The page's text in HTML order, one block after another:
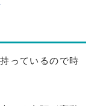
っているので時